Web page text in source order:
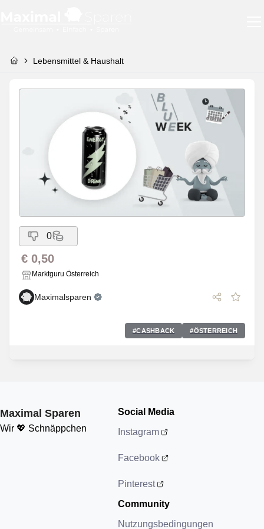
Lebensmittel & Haushalt
0
€ 0,50
Marktguru Österreich
Maximalsparen
#CASHBACK #ÖSTERREICH
Maximal Sparen
Wir 💖 Schnäppchen
Social Media
Instagram
Facebook
Pinterest
Community
Nutzungsbedingungen